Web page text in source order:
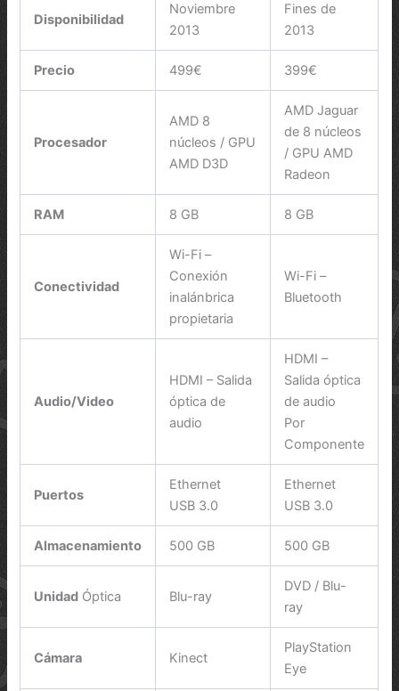
Disponibilidad
Noviembre
2013
Fines de
2013
Precio 499€ 399€
Procesador
AMD 8
núcleos / GPU
AMD D3D
AMD Jaguar
de 8 núcleos
/ GPU AMD
Radeon
RAM 8 GB 8 GB
Conectividad
Wi-Fi –
Conexión
inalánbrica
propietaria
Wi-Fi –
Bluetooth
Audio/Video
HDMI – Salida
óptica de
audio
HDMI –
Salida óptica
de audio
Por
Componente
Puertos
Ethernet
USB 3.0
Ethernet
USB 3.0
Almacenamiento 500 GB 500 GB
Unidad Óptica Blu-ray
DVD / Blu-
ray
Cámara Kinect
PlayStation
Eye